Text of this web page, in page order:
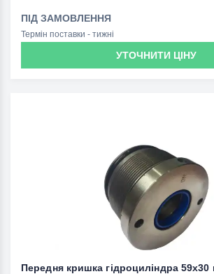
ПІД ЗАМОВЛЕННЯ
Термін поставки - тижні
УТОЧНИТИ ЦІНУ
Передня кришка гідроциліндра 59х30